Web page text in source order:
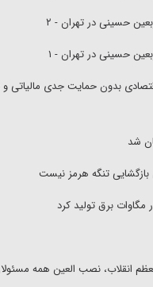
حسینی در تهران - ۲
حسینی در تهران - ۱
بدون حمایت جدی مالیاتی
شد
بازگشایی تنگه هرمز نیست
انقلاب، نصب العین همه